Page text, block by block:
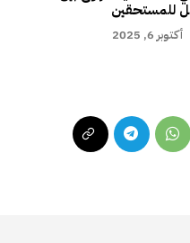
أكتوبر 6, 2025